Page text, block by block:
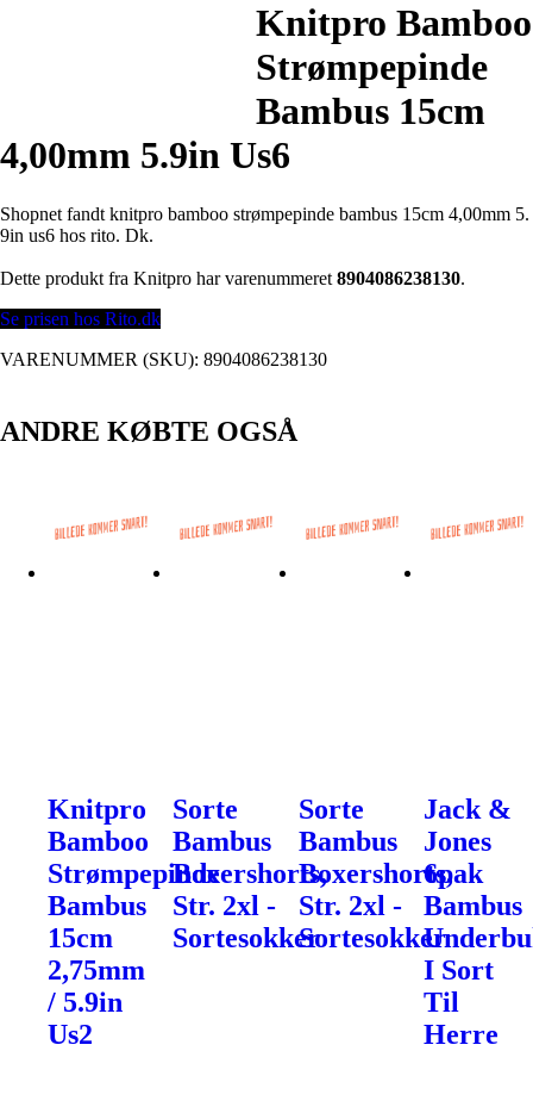
Knitpro Bamboo
Strømpepinde
Bambus 15cm
4,00mm 5.9in Us6
Shopnet fandt knitpro bamboo strømpepinde bambus 15cm 4,00mm 5.
9in us6 hos rito. Dk.
Dette produkt fra Knitpro har varenummeret 8904086238130.
Se prisen hos Rito.dk
VARENUMMER (SKU): 8904086238130
ANDRE KØBTE OGSÅ
Knitpro
Bamboo
Strømpepinde
Bambus
15cm
2,75mm
/ 5.9in
Us2
Sorte
Bambus
Boxershorts,
Str. 2xl -
Sortesokker
Sorte
Bambus
Boxershorts,
Str. 2xl -
Sortesokker
Jack &
Jones
6pak
Bambus
I Sort
Til
Herre